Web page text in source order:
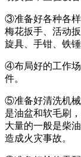
③准备好各种各样
梅花扳手、活动
旋具、手钳、铁
④布局好的工作
件。
⑤准备好清洗机
是油盆和软毛刷
大量的一般是柴
造成火灾事故。